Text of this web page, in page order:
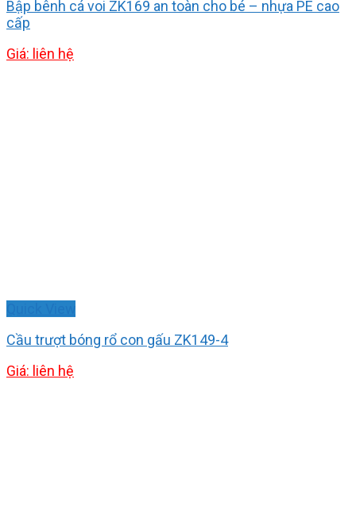
Bập bênh cá voi ZK169 an toàn cho bé – nhựa PE cao
cấp
Giá: liên hệ
Cầu trượt bóng rổ con gấu ZK149-4
Giá: liên hệ